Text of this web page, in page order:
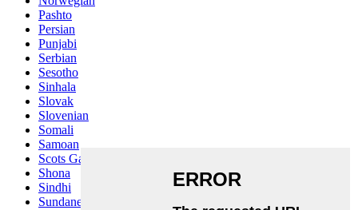
Pashto
Persian
Punjabi
Serbian
Sesotho
Sinhala
Slovak
Slovenian
Somali
Samoan
Scots Gaelic
Shona
Sindhi
Sundanese